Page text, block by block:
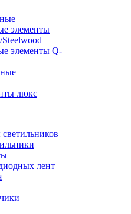
элементы
элементы Q-
лент